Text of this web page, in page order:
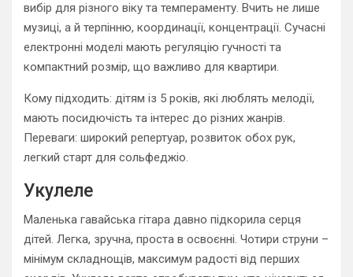
вибір для різного віку та темпераменту. Вчить не лише
музиці, а й терпінню, координації, концентрації. Сучасні
електронні моделі мають регуляцію гучності та
компактний розмір, що важливо для квартири.
Кому підходить: дітям із 5 років, які люблять мелодії,
мають посидючість та інтерес до різних жанрів.
Переваги: широкий репертуар, розвиток обох рук,
легкий старт для сольфеджіо.
Укулеле
Маленька гавайська гітара давно підкорила серця
дітей. Легка, зручна, проста в освоєнні. Чотири струни –
мінімум складнощів, максимум радості від перших